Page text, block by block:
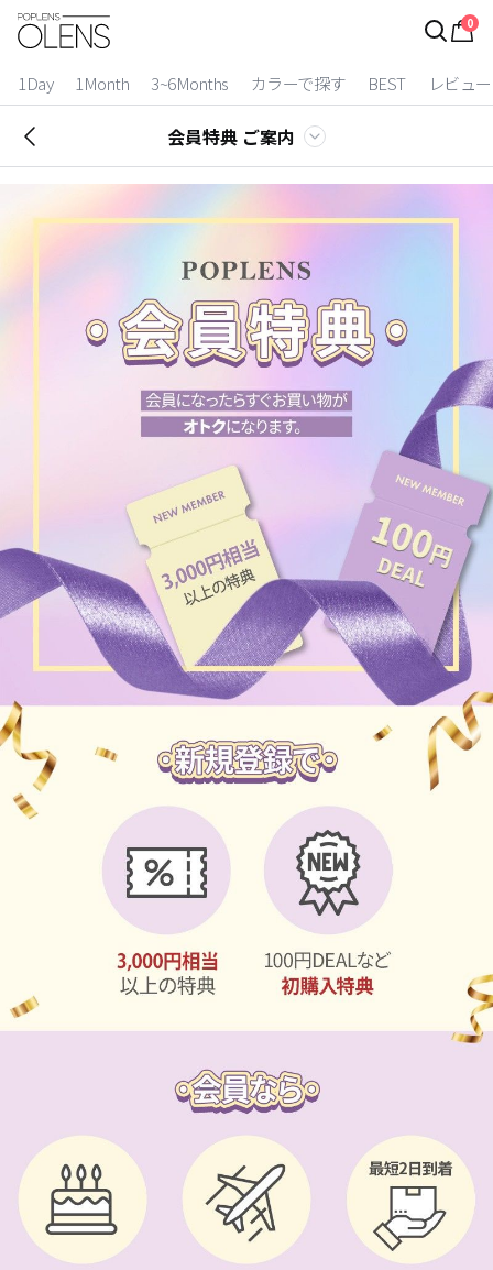
0
1Day 1Month 3~6Months カラーで探す BEST レビュー
ログイン
カラコン比較
今月限定特典
ベスト
装着期間
2 Weeks
3~6 Months
よりどりキット
チョコ
グレー
ブラック
ヘーゼル
グリーン
ピンク
乱視用
ケア用品
EYEしてる
カスタマーサービス
ショッピングガイド
アプリダウンロード
INSTAGRAM LINE
会員特典 ご案内